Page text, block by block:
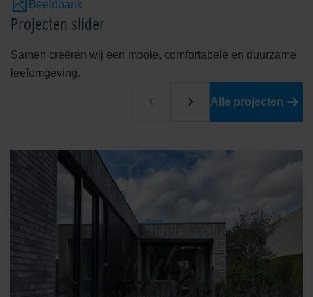
Blossom Red Bright Green
Castilla Brown Dark Red
Beeldbank
Projecten slider
Samen creëren wij een mooie, comfortabele en duurzame
leefomgeving.
Alle projecten